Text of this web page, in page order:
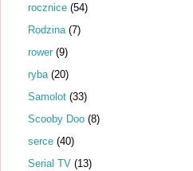
rocznice (54)
Rodzina (7)
rower (9)
ryba (20)
Samolot (33)
Scooby Doo (8)
serce (40)
Serial TV (13)